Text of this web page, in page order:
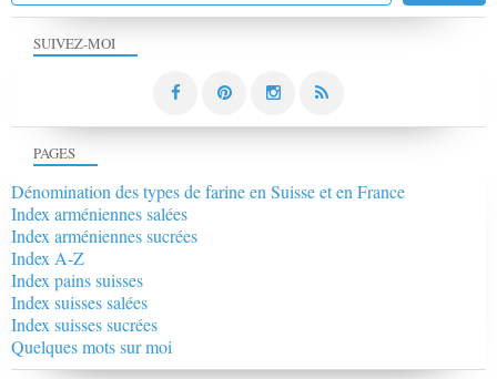
SUIVEZ-MOI
PAGES
Dénomination des types de farine en Suisse et en France
Index arméniennes salées
Index arméniennes sucrées
Index A-Z
Index pains suisses
Index suisses salées
Index suisses sucrées
Quelques mots sur moi